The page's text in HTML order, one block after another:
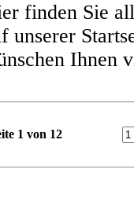
finden Sie
unserer
Ihnen
1 von 12